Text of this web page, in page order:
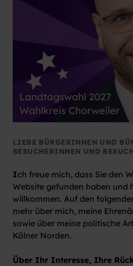
LIEBE BÜRGERINNEN UND
BESUCHERINNEN UND
Ich freue mich, dass Sie den
Website gefunden haben und
willkommen. Auf den
mehr über mich, meine
sowie über meine politische
Kölner Norden.
Über Ihr Interesse, Ihre